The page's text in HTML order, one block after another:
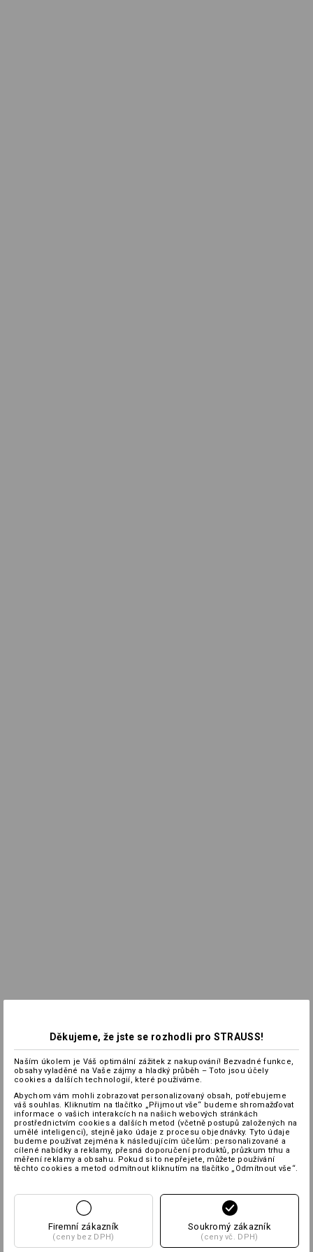
Děkujeme, že jste se rozhodli pro STRAUSS!
Naším úkolem je Váš optimální zážitek z nakupování! Bezvadné funkce,
obsahy vyladěné na Vaše zájmy a hladký průběh – Toto jsou účely
cookies a dalších technologií, které používáme.
Abychom vám mohli zobrazovat personalizovaný obsah, potřebujeme
váš souhlas. Kliknutím na tlačítko „Přijmout vše“ budeme shromažďovat
informace o vašich interakcích na našich webových stránkách
prostřednictvím cookies a dalších metod (včetně postupů založených na
umělé inteligenci), stejně jako údaje z procesu objednávky. Tyto údaje
budeme používat zejména k následujícím účelům: personalizované a
cílené nabídky a reklamy, přesná doporučení produktů, průzkum trhu a
měření reklamy a obsahu. Pokud si to nepřejete, můžete používání
těchto cookies a metod odmítnout kliknutím na tlačítko „Odmítnout vše“.
Firemní zákazník
(ceny bez DPH)
Soukromý zákazník
(ceny vč. DPH)